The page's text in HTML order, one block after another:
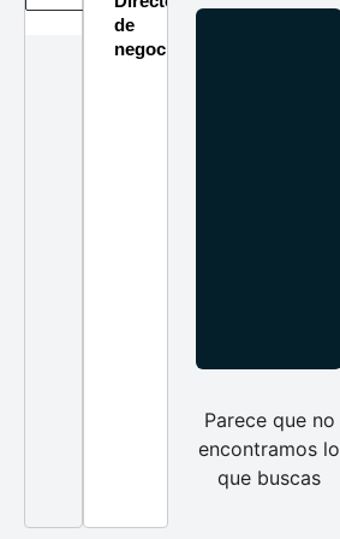
de
negocios
Parece que no
encontramos lo
que buscas